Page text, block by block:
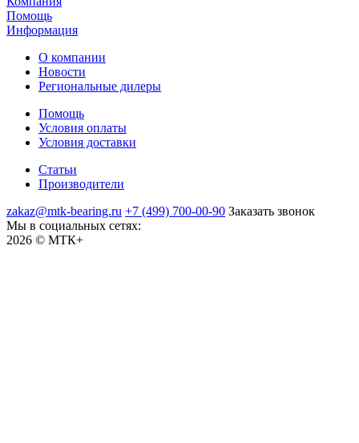
Помощь
Информация
О компании
Новости
Региональные дилеры
Помощь
Условия оплаты
Условия доставки
Статьи
Производители
zakaz@mtk-bearing.ru +7 (499) 700-00-90 Заказать звонок
Мы в социальных сетях:
2026 © МТК+